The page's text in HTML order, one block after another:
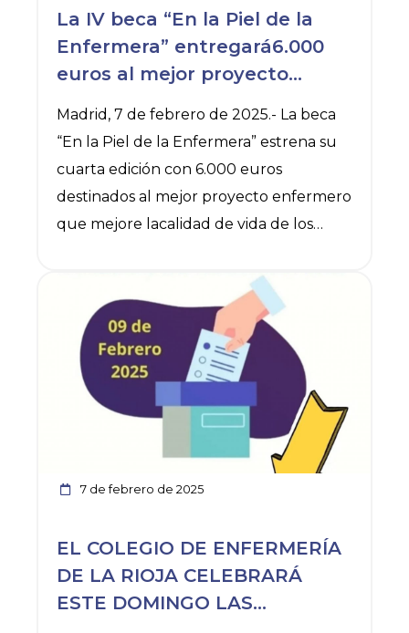
presidenta; José Antonio Ponce
Gutiérrez
La IV beca “En la Piel de la
Enfermera” entregará6.000
euros al mejor proyecto
calidad de vida de los
Madrid, 7 de febrero de 2025.- La beca
“En la Piel de la Enfermera” estrena su
cuarta edición con 6.000 euros
destinados al mejor proyecto enfermero
que mejore lacalidad de vida de los
dermatológicos. Tras el éxito de
ediciones anteriores, el Consejo General
de Enfermería, con la colaboración
deCeraVe ponen en marcha esta
iniciativa que promueve el liderazgo
enfermero en Dermatología a través de
proyectos sociales, innovadores y que
busquen el beneficiodel paciente en
materia de prevención, información,
tratamientos e integración social.
El plazo de presentación de
7 de febrero de 2025
EL COLEGIO DE ENFERMERÍA
DE LA RIOJA CELEBRARÁ
ESTE DOMINGO LAS